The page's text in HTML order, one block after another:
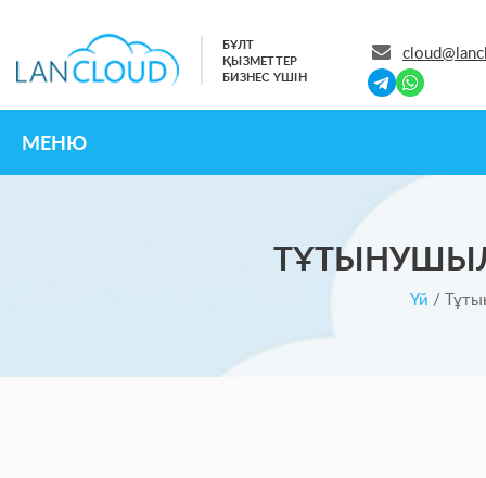
БҰЛТ
ҚЫЗМЕТТЕР
БИЗНЕС ҮШІН
МЕНЮ
Үй /